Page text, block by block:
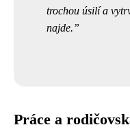
trochou úsilí a
najde.
Práce a